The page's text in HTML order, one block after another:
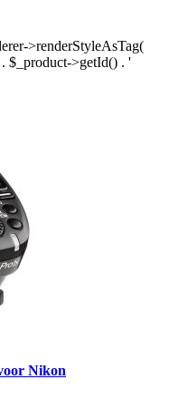
>renderStyleAsTag(
$_product->getId() . '
Nikon